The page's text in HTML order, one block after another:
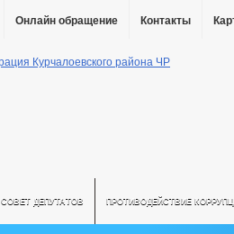
Онлайн обращение Контакты
СОВЕТ ДЕПУТАТОВ ПРОТИВОДЕЙСТВИЕ